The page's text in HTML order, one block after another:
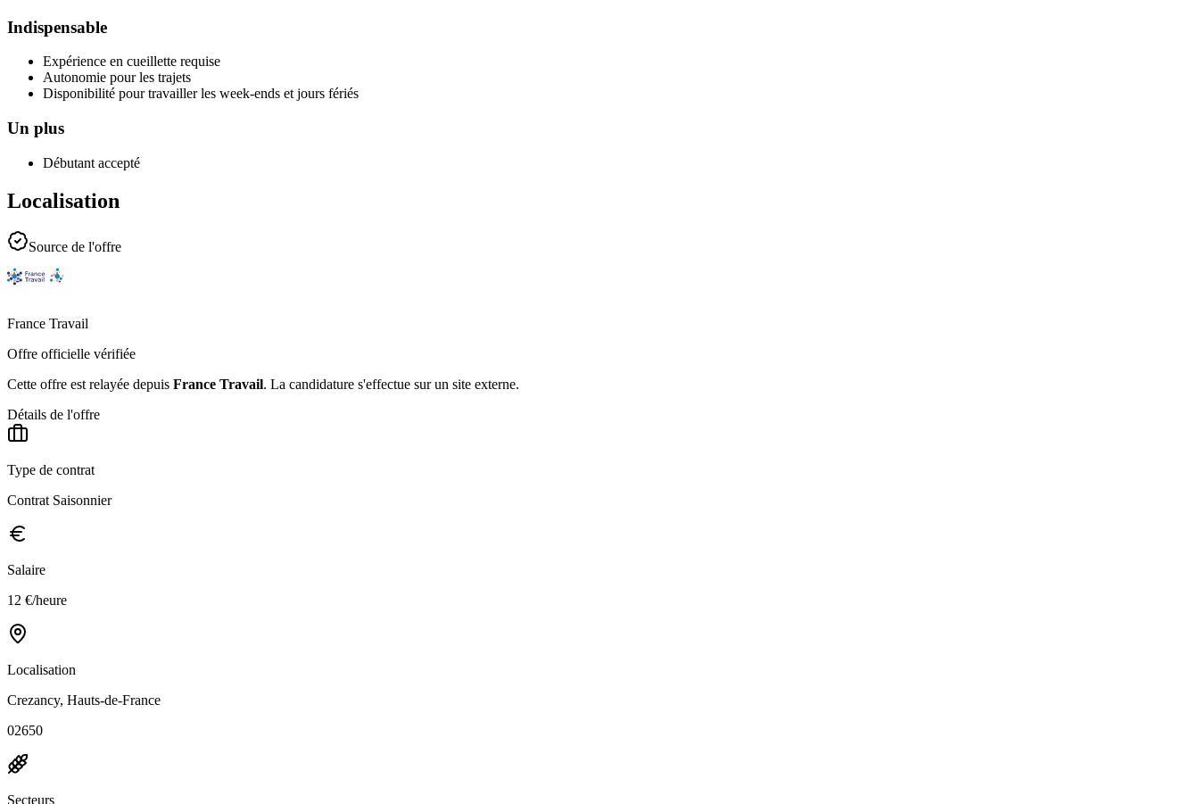
Indispensable
Expérience en cueillette requise
Autonomie pour les trajets
Disponibilité pour travailler les week-ends et jours fériés
Un plus
Débutant accepté
Localisation
Source de l'offre
France Travail
Offre officielle vérifiée
Cette offre est relayée depuis France Travail. La candidature s'effectue sur un site externe.
Détails de l'offre
Type de contrat
Contrat Saisonnier
Salaire
12 €/heure
Localisation
Crezancy, Hauts-de-France
02650
Secteurs